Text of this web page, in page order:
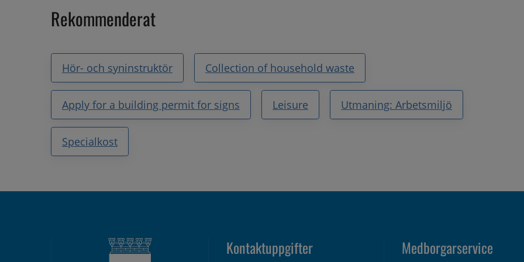
Rekommenderat
Hör- och syninstruktör Collection of household waste
Apply for a building permit for signs Leisure Utmaning: Arbetsmiljö
Specialkost
Kontaktuppgifter Medborgarservice